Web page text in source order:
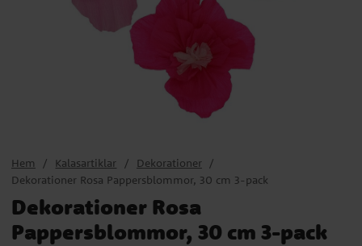
Hem Kalasartiklar
Dekorationer
Dekorationer Rosa Pappersblommor, 30 cm 3-pack
Dekorationer Rosa
Pappersblommor, 30 cm 3-pack